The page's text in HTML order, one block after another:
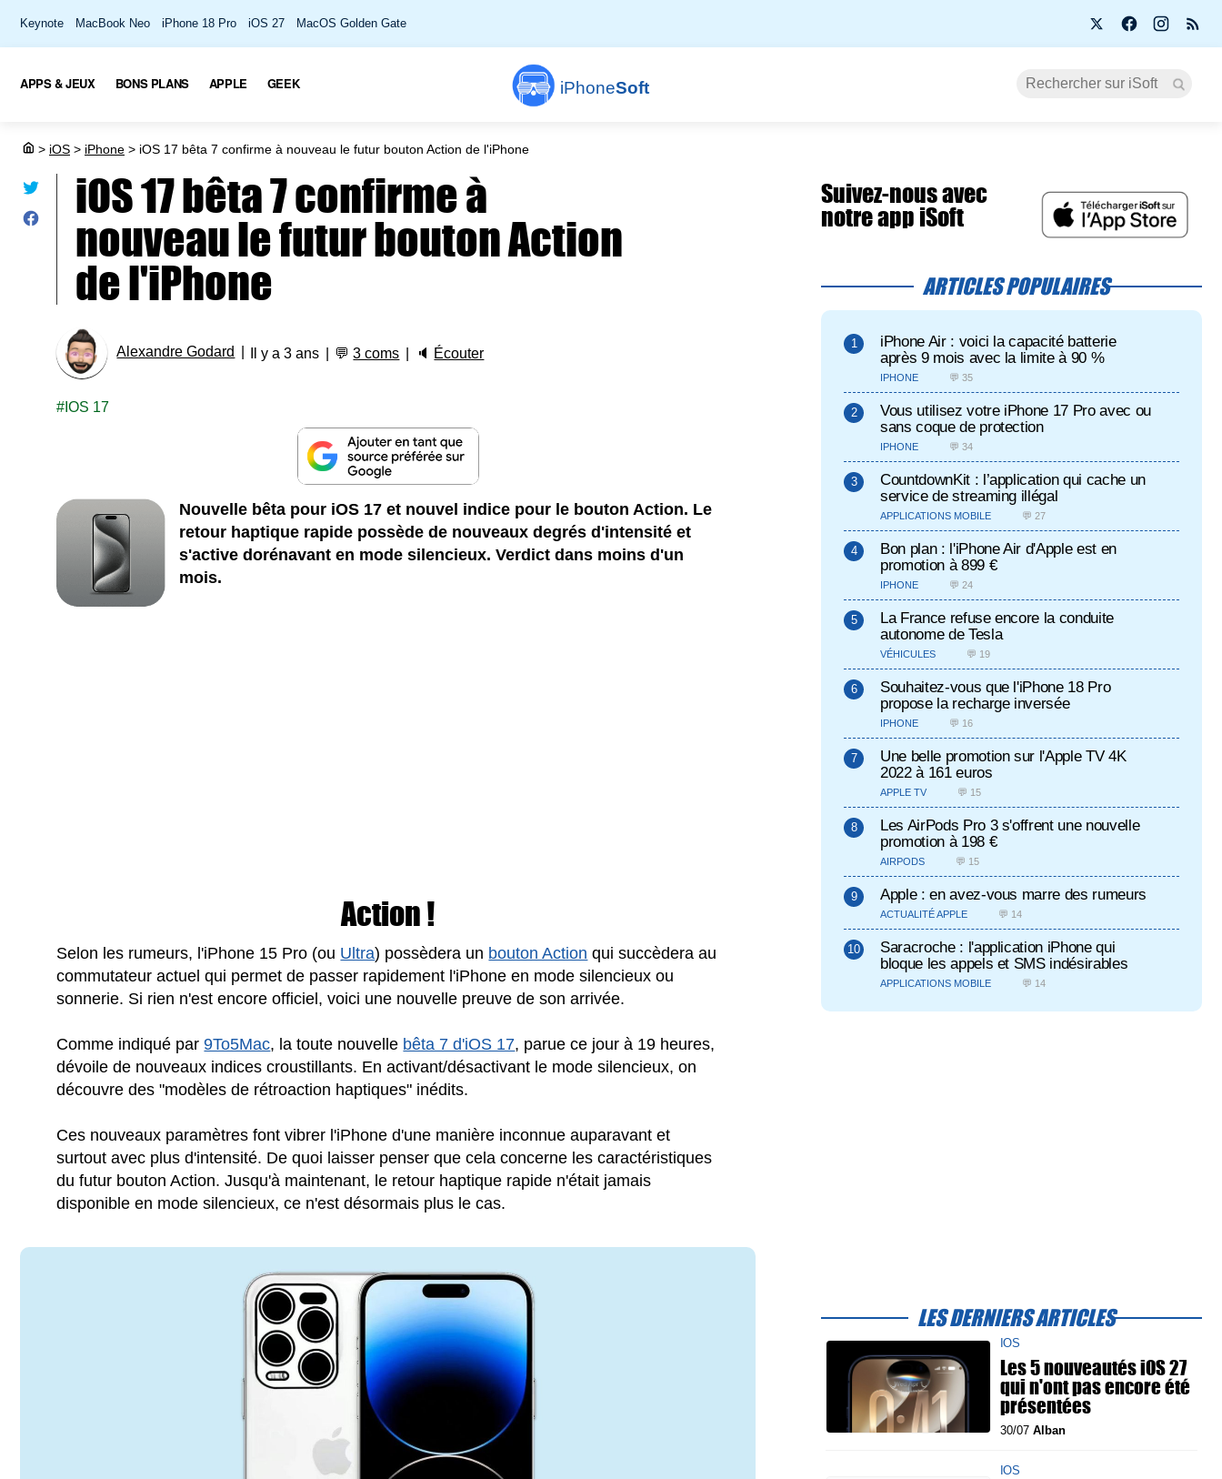
Keynote MacBook Neo iPhone 18 Pro iOS 27 MacOS Golden Gate
iPhoneSoft
APPS & JEUX BONS PLANS APPLE GEEK
> iOS > iPhone > iOS 17 bêta 7 confirme à nouveau le futur bouton Action de l'iPhone
iOS 17 bêta 7 confirme à
nouveau le futur bouton Action
de l'iPhone
Alexandre Godard Il y a 3 ans 💬3 coms 🔈 Écouter
IOS 17
Nouvelle bêta pour iOS 17 et nouvel indice pour le bouton Action. Le
retour haptique rapide possède de nouveaux degrés d'intensité et
s'active dorénavant en mode silencieux. Verdict dans moins d'un
mois.
Action !
Selon les rumeurs, l'iPhone 15 Pro (ou Ultra) possèdera un bouton Action qui succèdera au
commutateur actuel qui permet de passer rapidement l'iPhone en mode silencieux ou
sonnerie. Si rien n'est encore officiel, voici une nouvelle preuve de son arrivée.
Comme indiqué par9To5Mac, la toute nouvelle bêta 7 d'iOS 17, parue ce jour à 19 heures,
dévoile de nouveaux indices croustillants. En activant/désactivant le mode silencieux, on
découvre des "modèles de rétroaction haptiques" inédits.
Ces nouveaux paramètres font vibrer l'iPhone d'une manière inconnue auparavant et
surtout avec plus d'intensité. De quoi laisser penser que cela concerne les caractéristiques
du futur bouton Action. Jusqu'à maintenant, le retour haptique rapide n'était jamais
disponible en mode silencieux, ce n'est désormais plus le cas.
Suivez-nous avec
notre app iSoft
ARTICLES POPULAIRES
iPhone Air : voici la capacité batterie
après 9 mois avec la limite à 90 %
IPHONE 💬 35
Vous utilisez votre iPhone 17 Pro avec ou
sans coque de protection
IPHONE 💬 34
CountdownKit : l’application qui cache un
service de streaming illégal
APPLICATIONS MOBILE 💬 27
Bon plan : l'iPhone Air d'Apple est en
promotion à 899 €
IPHONE 💬 24
La France refuse encore la conduite
autonome de Tesla
VÉHICULES 💬 19
Souhaitez-vous que l'iPhone 18 Pro
propose la recharge inversée
IPHONE 💬 16
Une belle promotion sur l'Apple TV 4K
2022 à 161 euros
APPLE TV 💬 15
Les AirPods Pro 3 s'offrent une nouvelle
promotion à 198 €
AIRPODS 💬 15
Apple : en avez-vous marre des rumeurs
ACTUALITÉ APPLE 💬 14
Saracroche : l'application iPhone qui
bloque les appels et SMS indésirables
APPLICATIONS MOBILE 💬 14
LES DERNIERS ARTICLES
IOS
Les 5 nouveautés iOS 27
qui n'ont pas encore été
présentées
30/07 Alban
IOS